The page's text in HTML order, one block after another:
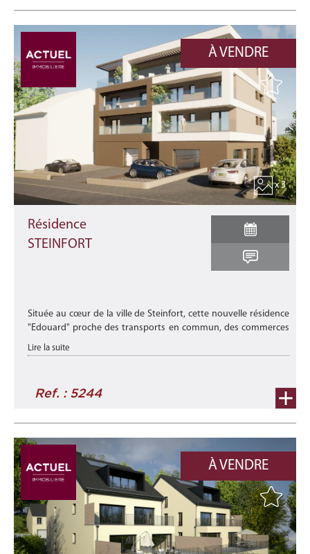
À VENDRE
x 3
Résidence
STEINFORT
Située au cœur de la ville de Steinfort, cette nouvelle résidence
"Edouard" proche des transports en commun, des commerces
et de toutes commodités vous offrira un cadre de vie idéal.
Elle ...
Lire la suite
Ref. : 5244
À VENDRE